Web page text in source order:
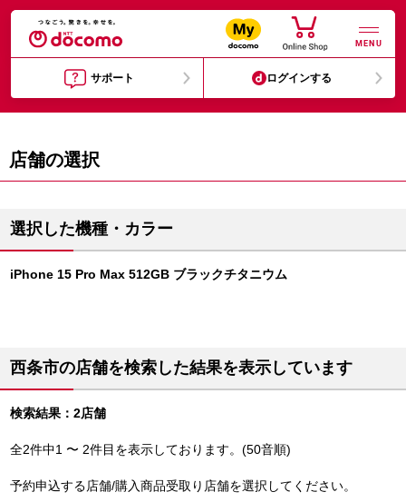
MENU
サポート ログインする
店舗の選択
選択した機種・カラー
iPhone 15 Pro Max 512GB ブラックチタニウム
西条市の店舗を検索した結果を表示しています
検索結果：2店舗
全2件中1 〜 2件目を表示しております。(50音順)
予約申込する店舗/購入商品受取り店舗を選択してください。